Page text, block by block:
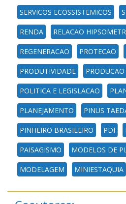
SERVICOS ECOSSISTEMICOS
RENDA RELACAO
REGENERACAO PROTECAO
PRODUTIVIDADE PRODUCAO
POLITICA E LEGISLACAO
PLANEJAMENTO PINUS
PINHEIRO BRASILEIRO PDI
PAISAGISMO MODELOS DE
MODELAGEM MINIESTAQUIA